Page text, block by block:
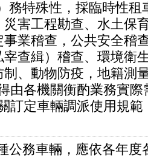
務特殊性，採臨時性
害工程勘查、水土保
業稽查，公共安全稽
查緝）稽查、環境衛
、動物防疫，地籍測
由各機關衡酌業務實際
訂定車輛調派使用規範
公務車輛，應依各年